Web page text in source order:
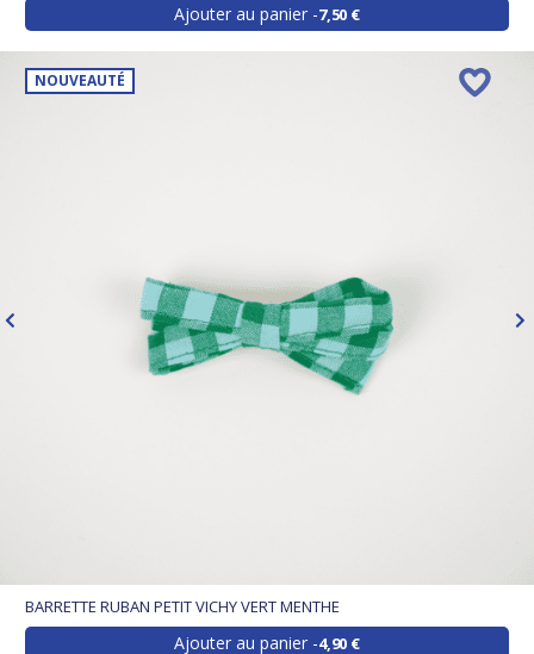
Ajouter au panier 7,50 €
NOUVEAUTÉ
BARRETTE RUBAN PETIT VICHY VERT MENTHE
Ajouter au panier 4,90 €